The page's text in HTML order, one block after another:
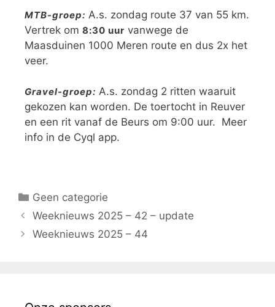
MTB-groep: A.s. zondag route 37 van 55 km.
Vertrek om 8:30 uur vanwege de
Maasduinen 1000 Meren route en dus 2x het
veer.
Gravel-groep: A.s. zondag 2 ritten waaruit
gekozen kan worden. De toertocht in Reuver
en een rit vanaf de Beurs om 9:00 uur. Meer
info in de Cyql app.
Geen categorie
Weeknieuws 2025 – 42 – update
Weeknieuws 2025 – 44